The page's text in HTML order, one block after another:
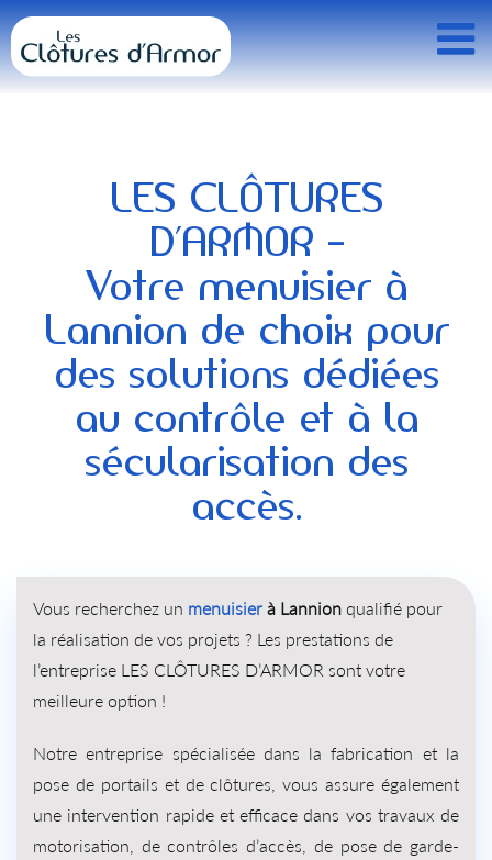
Passer
au
contenu
LES CLÔTURES
D’ARMOR –
Votre menuisier à
Lannion de choix pour
des solutions dédiées
au contrôle et à la
sécularisation des
accès.
Vous recherchez un menuisier à Lannion qualifié pour
la réalisation de vos projets ? Les prestations de
l’entreprise LES CLÔTURES D’ARMOR sont votre
meilleure option !
Notre entreprise spécialisée dans la fabrication et la
pose de portails et de clôtures, vous assure également
une intervention rapide et efficace dans vos travaux de
motorisation, de contrôles d’accès, de pose de garde-